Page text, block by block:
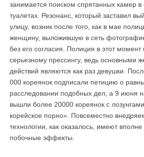
занимается поиском спрятанных камер
туалетах. Резонанс, который заставил
улицу, возник после того, как в мае
женщину, выложившую в сеть
без его согласия. Полиция в этот момент
серьезному прессингу, ведь основными
действий являются как раз девушки.
000 кореянок подписали петицию о
расследовании подобных дел, а 9 июня
вышли более 20000 кореянок с
корейское порно». Повсеместно
технологии, как оказалось, имеют
побочные эффекты.